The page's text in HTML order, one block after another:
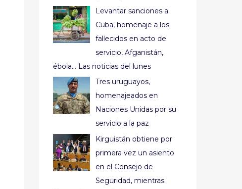
Levantar sanciones a
Cuba, homenaje a los
fallecidos en acto de
servicio, Afganistán,
ébola… Las noticias del lunes
Tres uruguayos,
homenajeados en
Naciones Unidas por su
servicio a la paz
Kirguistán obtiene por
primera vez un asiento
en el Consejo de
Seguridad, mientras